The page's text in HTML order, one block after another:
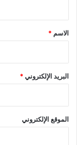
*
الاسم *
البريد الإلكتروني*
الموقع الإلكتروني